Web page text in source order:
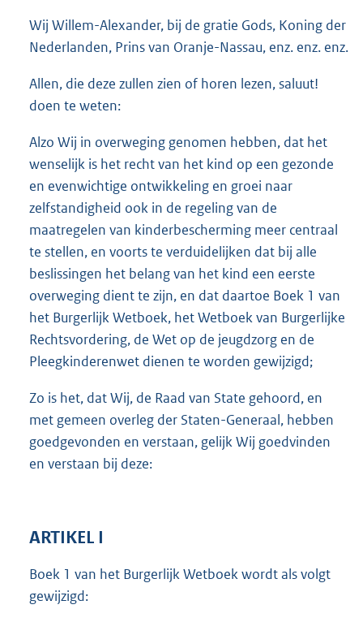
8
2
Wij Willem-Alexander, bij de gratie Gods, Koning der
Nederlanden, Prins van Oranje-Nassau, enz. enz. enz.
Allen, die deze zullen zien of horen lezen, saluut!
doen te weten:
Alzo Wij in overweging genomen hebben, dat het
wenselijk is het recht van het kind op een gezonde
en evenwichtige ontwikkeling en groei naar
zelfstandigheid ook in de regeling van de
maatregelen van kinderbescherming meer centraal
te stellen, en voorts te verduidelijken dat bij alle
beslissingen het belang van het kind een eerste
overweging dient te zijn, en dat daartoe Boek 1 van
het Burgerlijk Wetboek, het Wetboek van Burgerlijke
Rechtsvordering, de Wet op de jeugdzorg en de
Pleegkinderenwet dienen te worden gewijzigd;
Zo is het, dat Wij, de Raad van State gehoord, en
met gemeen overleg der Staten-Generaal, hebben
goedgevonden en verstaan, gelijk Wij goedvinden
en verstaan bij deze:
ARTIKEL I
Boek 1 van het Burgerlijk Wetboek wordt als volgt
gewijzigd: